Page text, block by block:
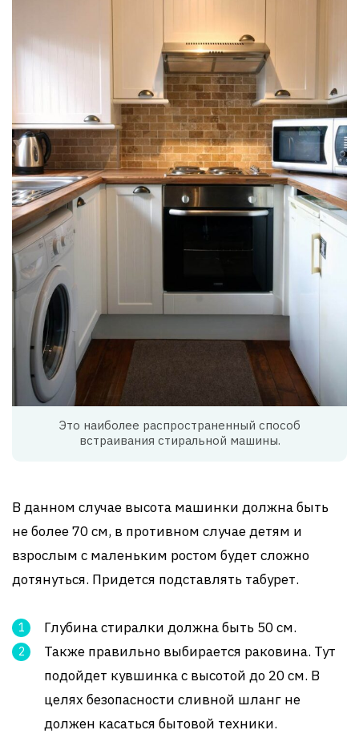
Это наиболее распространенный способ
встраивания стиральной машины.
В данном случае высота машинки должна быть
не более 70 см, в противном случае детям и
взрослым с маленьким ростом будет сложно
дотянуться. Придется подставлять табурет.
Глубина стиралки должна быть 50 см.
Также правильно выбирается раковина. Тут
подойдет кувшинка с высотой до 20 см. В
целях безопасности сливной шланг не
должен касаться бытовой техники.